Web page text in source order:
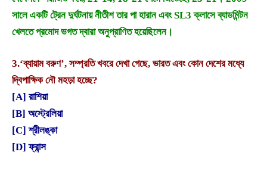
সালে একটি ট্রেন দুর্ঘটনায় নীতীশ তার পা হারান এবং SL3 ক্লাসে ব্যাডমিন্টন
খেলতে প্রমোদ ভগত দ্বারা অনুপ্রাণিত হয়েছিলেন।
3.‘ব্যায়াম বরুণ’, সম্প্রতি খবরে দেখা গেছে, ভারত এবং কোন দেশের মধ্যে
দ্বিপাক্ষিক নৌ মহড়া হচ্ছে?
[A] রাশিয়া
[B] অস্ট্রেলিয়া
[C] শ্রীলঙ্কা
[D] ফ্রান্স